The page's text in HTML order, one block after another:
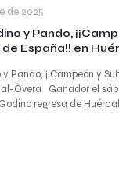
de 2025
y Pando,
España!! en
Pando, ¡¡Campeón y
Overa Ganador el
regresa de